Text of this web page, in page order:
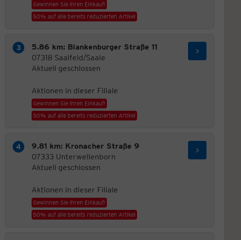
Gewinnen Sie Ihren Einkauf!
50% auf alle bereits reduzierten Artikel
5.86 km: Blankenburger Straße 11
07318 Saalfeld/Saale
Aktuell geschlossen
Aktionen in dieser Filiale
Gewinnen Sie Ihren Einkauf!
50% auf alle bereits reduzierten Artikel
9.81 km: Kronacher Straße 9
07333 Unterwellenborn
Aktuell geschlossen
Aktionen in dieser Filiale
Gewinnen Sie Ihren Einkauf!
50% auf alle bereits reduzierten Artikel